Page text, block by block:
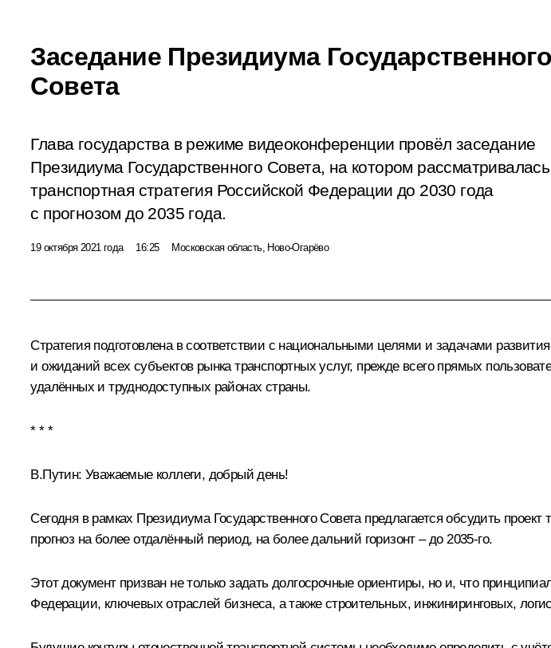
Заседание Президиума Государственного
Совета
Глава государства в режиме видеоконференции провёл заседание
Президиума Государственного Совета, на котором рассматривалась
транспортная стратегия Российской Федерации до 2030 года
с прогнозом до 2035 года.
19 октября 2021 года 16:25 Московская область, Ново-Огарёво
Стратегия подготовлена в соответствии с национальными целями и задачами
и ожиданий всех субъектов рынка транспортных услуг, прежде всего прямых
удалённых и труднодоступных районах страны.
* * *
В.Путин: Уважаемые коллеги, добрый день!
Сегодня в рамках Президиума Государственного Совета предлагается обсудить
прогноз на более отдалённый период, на более дальний горизонт – до 2035-го.
Этот документ призван не только задать долгосрочные ориентиры, но и, что
Федерации, ключевых отраслей бизнеса, а также строительных, инжиниринговых,